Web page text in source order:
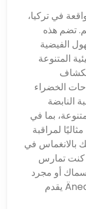
في تركيا،
تضم هذه
الفيضية
المتنوعة
الخضراء
النابضة
بما في
لمراقبة
بالانغماس في
كنت تمارس
أو مجرد
الاسترخاء بجانب الماء، فإن Äneada Longoz يقدم